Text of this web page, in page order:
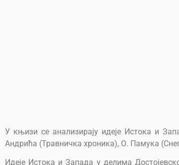
У књизи се анализирају идеје Истока и
Андрића (Травничка хроника), О. Памука
Идеје Истока и Запада у делима